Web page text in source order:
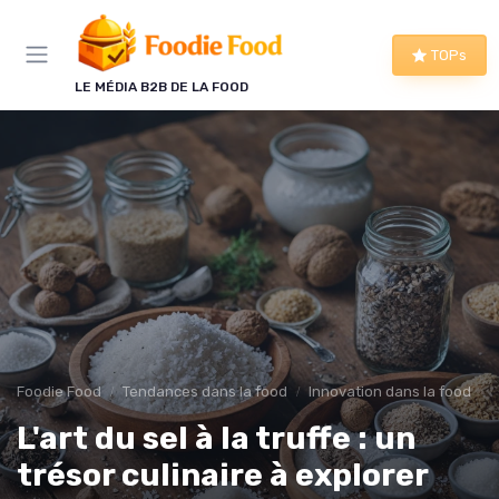
LE MÉDIA B2B DE LA FOOD
TOPs
Foodie Food Tendances dans la food Innovation dans la food
L'art du sel à la truffe : un
trésor culinaire à explorer
Panneau de gestion des cookies